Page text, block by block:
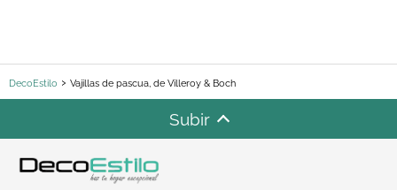
DecoEstilo Vajillas de pascua, de Villeroy & Boch
Subir